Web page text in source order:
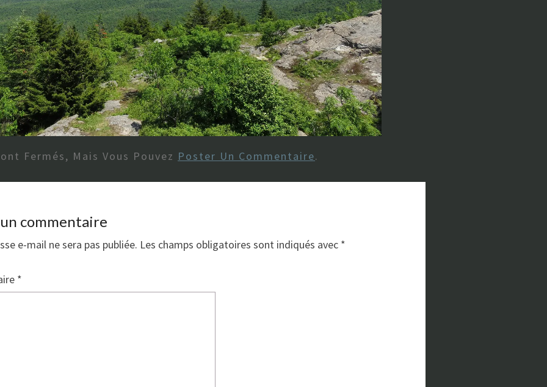
Fermés, Mais Vous Pouvez Poster Un Commentaire.
commentaire
e-mail ne sera pas publiée. Les champs obligatoires sont indiqués avec *
*